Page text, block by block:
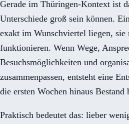
Gerade im Thüringen-Kontext ist
Unterschiede groß sein können.
exakt im Wunschviertel liegen, sie
funktionieren. Wenn Wege,
Besuchsmöglichkeiten und
zusammenpassen, entsteht eine
die ersten Wochen hinaus Bestand
Praktisch bedeutet das: lieber